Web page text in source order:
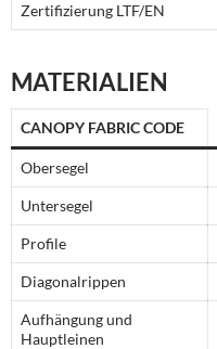
Zertifizierung LTF/EN
MATERIALIEN
CANOPY FABRIC CODE
Obersegel
Untersegel
Profile
Diagonalrippen
Aufhängung und
Hauptleinen